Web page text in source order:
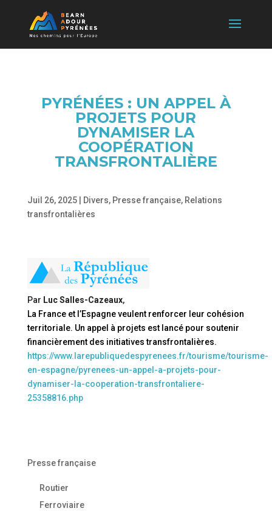
PYRÉNÉES : UN APPEL À
PROJETS POUR
DYNAMISER LA
COOPÉRATION
TRANSFRONTALIÈRE
Juil 26, 2025| Divers, Presse française, Relations
transfrontalières
Par Luc Salles-Cazeaux,
La France et l’Espagne veulent renforcer leur cohésion
territoriale. Un appel à projets est lancé pour soutenir
financièrement des initiatives transfrontalières.
https://www.larepubliquedespyrenees.fr/tourisme/tourisme-
en-espagne/pyrenees-un-appel-a-projets-pour-
dynamiser-la-cooperation-transfrontaliere-
25358816.php
Presse française
Routier
Ferroviaire